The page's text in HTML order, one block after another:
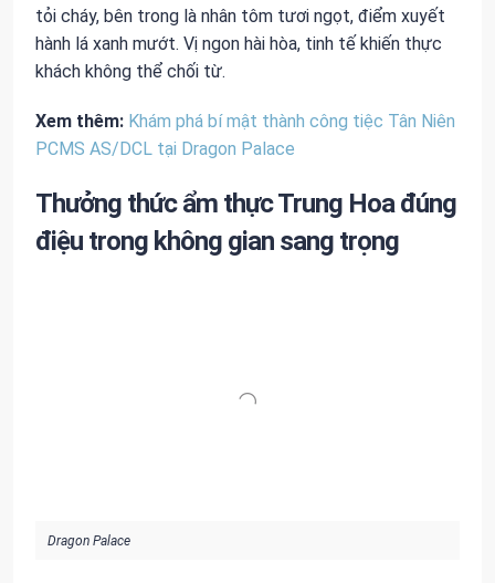
tỏi cháy, bên trong là nhân tôm tươi ngọt, điểm xuyết
hành lá xanh mướt. Vị ngon hài hòa, tinh tế khiến thực
khách không thể chối từ.
Xem thêm: Khám phá bí mật thành công tiệc Tân Niên
PCMS AS/DCL tại Dragon Palace
Thưởng thức ẩm thực Trung Hoa đúng
điệu trong không gian sang trọng
Dragon Palace